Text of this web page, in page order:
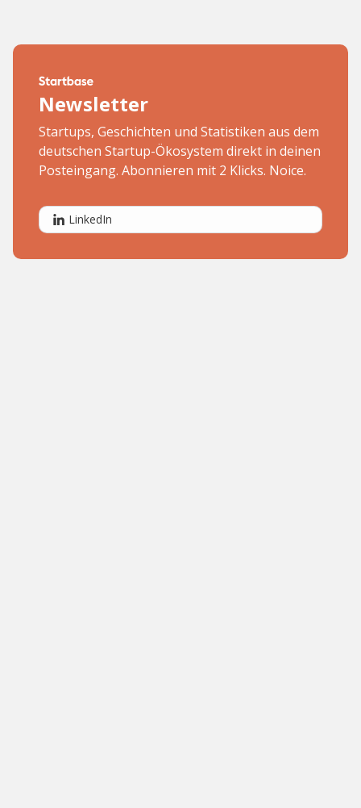
Newsletter
Startups, Geschichten und Statistiken aus dem
deutschen Startup-Ökosystem direkt in deinen
Posteingang. Abonnieren mit 2 Klicks. Noice.
LinkedIn